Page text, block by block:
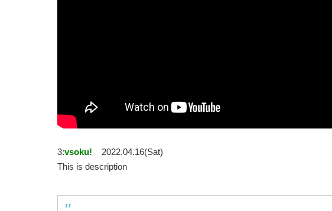
3:vsoku!
2022.04.16(Sat)
This is description